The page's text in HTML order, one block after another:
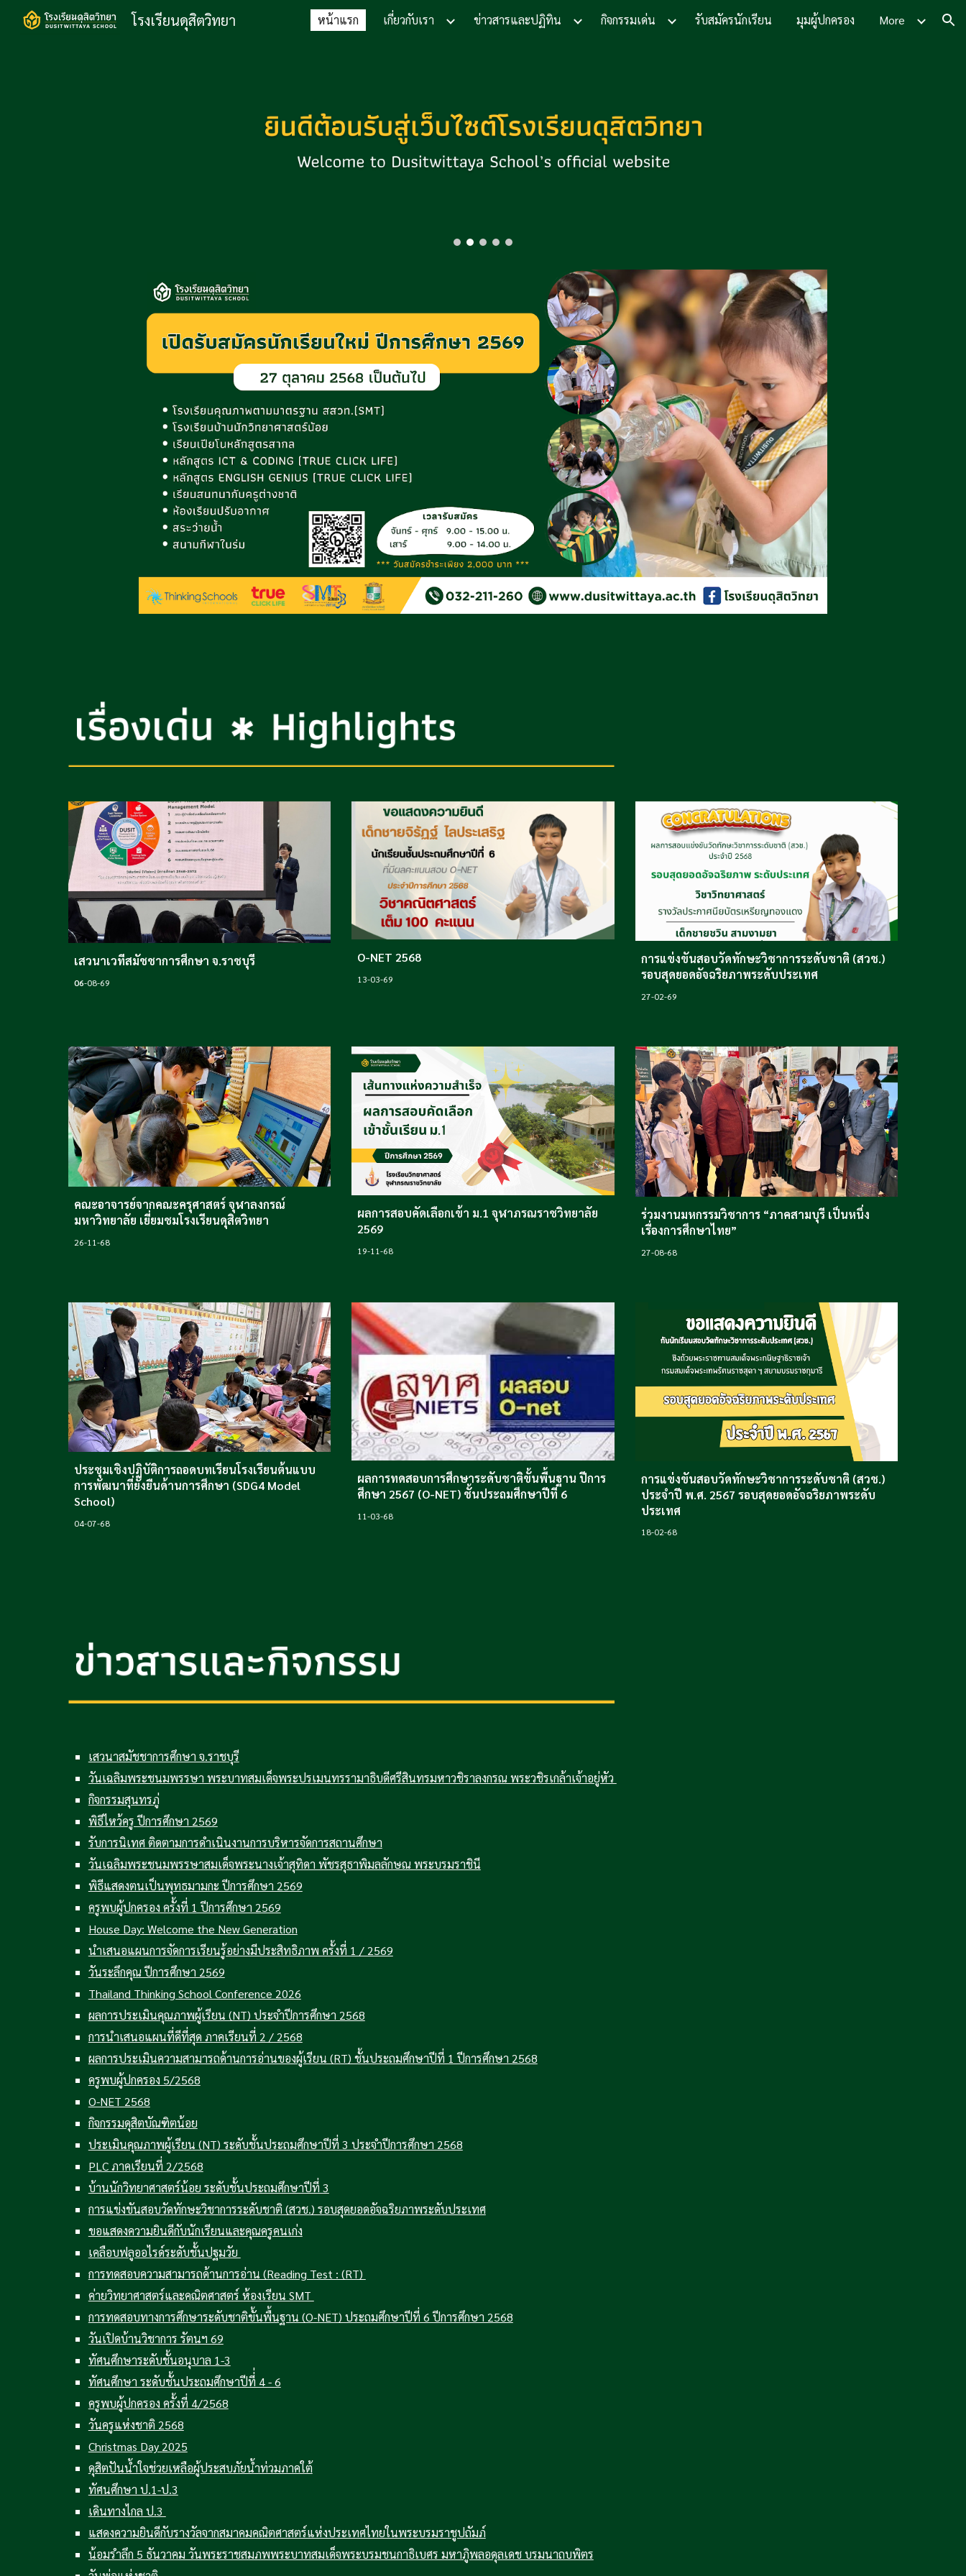
Skip to main content Skip to navigation
โรงเรียนดุสิตวิทยา หน้าแรก เกี่ยวกับเรา ข่าวสารและปฏิทิน กิจกรรมเด่น รับสมัครนักเรียน มุมผู้ปกครอง More
เสวนาเวทีสมัชชาการศึกษา จ.ราชบุรี
06-08-69
O-NET 2568
13-03-69
การแข่งขันสอบวัดทักษะวิชาการระดับชาติ (สวช.)
รอบสุดยอดอัจฉริยภาพระดับประเทศ
27-02-69
คณะอาจารย์จากคณะครุศาสตร์ จุฬาลงกรณ์
มหาวิทยาลัย เยี่ยมชมโรงเรียนดุสิตวิทยา
26-11-68
ผลการสอบคัดเลือกเข้า ม.1 จุฬาภรณราชวิทยาลัย
2569
19-11-68
ร่วมงานมหกรรมวิชาการ “ภาคสามบุรี เป็นหนึ่ง
เรื่องการศึกษาไทย”
27-08-68
ประชุมเชิงปฏิบัติการถอดบทเรียนโรงเรียนต้นแบบ
การพัฒนาที่ยั่งยืนด้านการศึกษา (SDG4 Model
School)
04-07-68
ผลการทดสอบการศึกษาระดับชาติขั้นพื้นฐาน ปีการ
ศึกษา 2567 (O-NET) ชั้นประถมศึกษาปีที่ 6
11-03-68
การแข่งขันสอบวัดทักษะวิชาการระดับชาติ (สวช.)
ประจำปี พ.ศ. 2567 รอบสุดยอดอัจฉริยภาพระดับ
ประเทศ
18-02-68
เสวนาสมัชชาการศึกษา จ.ราชบุรี
วันเฉลิมพระชนมพรรษา พระบาทสมเด็จพระปรเมนทรรามาธิบดีศรีสินทรมหาวชิราลงกรณ พระวชิรเกล้าเจ้าอยู่หัว
กิจกรรมสุนทรภู่
พิธีไหว้ครู ปีการศึกษา 2569
รับการนิเทศ ติดตามการดำเนินงานการบริหารจัดการสถานศึกษา
วันเฉลิมพระชนมพรรษาสมเด็จพระนางเจ้าสุทิดา พัชรสุธาพิมลลักษณ พระบรมราชินี
พิธีแสดงตนเป็นพุทธมามกะ ปีการศึกษา 2569
ครูพบผู้ปกครอง ครั้งที่ 1 ปีการศึกษา 2569
House Day: Welcome the New Generation
นำเสนอแผนการจัดการเรียนรู้อย่างมีประสิทธิภาพ ครั้งที่ 1 / 2569
วันระลึกคุณ ปีการศึกษา 2569
Thailand Thinking School Conference 2026
ผลการประเมินคุณภาพผู้เรียน (NT) ประจำปีการศึกษา 2568
การนำเสนอแผนที่ดีที่สุด ภาคเรียนที่ 2 / 2568
ผลการประเมินความสามารถด้านการอ่านของผู้เรียน (RT) ชั้นประถมศึกษาปีที่ 1 ปีการศึกษา 2568
ครูพบผู้ปกครอง 5/2568
O-NET 2568
กิจกรรมดุสิตบัณฑิตน้อย
ประเมินคุณภาพผู้เรียน (NT) ระดับชั้นประถมศึกษาปีที่ 3 ประจำปีการศึกษา 2568
PLC ภาคเรียนที่ 2/2568
บ้านนักวิทยาศาสตร์น้อย ระดับชั้นประถมศึกษาปีที่ 3
การแข่งขันสอบวัดทักษะวิชาการระดับชาติ (สวช.) รอบสุดยอดอัจฉริยภาพระดับประเทศ
ขอแสดงความยินดีกับนักเรียนและคุณครูคนเก่ง
เคลือบฟลูออไรด์ระดับชั้นปฐมวัย
การทดสอบความสามารถด้านการอ่าน (Reading Test : (RT)
ค่ายวิทยาศาสตร์และคณิตศาสตร์ ห้องเรียน SMT
การทดสอบทางการศึกษาระดับชาติขั้นพื้นฐาน (O-NET) ประถมศึกษาปีที่ 6 ปีการศึกษา 2568
วันเปิดบ้านวิชาการ รัตนฯ 69
ทัศนศึกษาระดับชั้นอนุบาล 1-3
ทัศนศึกษา ระดับชั้นประถมศึกษาปีที่่ 4 - 6
ครูพบผู้ปกครอง ครั้งที่ 4/2568
วันครูแห่งชาติ 2568
Christmas Day 2025
ดุสิตปันน้ำใจช่วยเหลือผู้ประสบภัยน้ำท่วมภาคใต้
ทัศนศึกษา ป.1-ป.3
เดินทางไกล ป.3
แสดงความยินดีกับรางวัลจากสมาคมคณิตศาสตร์แห่งประเทศไทยในพระบรมราชูปถัมภ์
น้อมรำลึก 5 ธันวาคม วันพระราชสมภพพระบาทสมเด็จพระบรมชนกาธิเบศร มหาภูิพลอดุลเดช บรมนาถบพิตร